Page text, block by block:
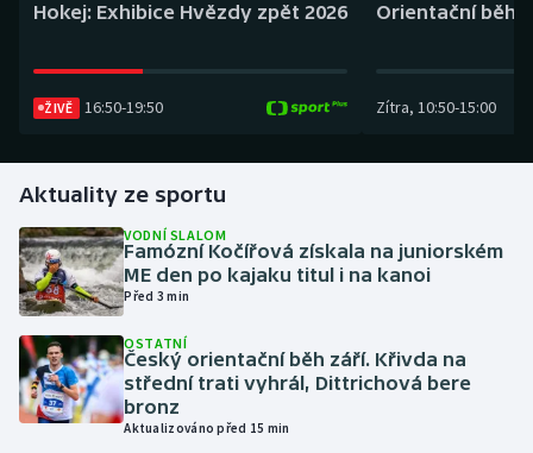
Florbal
Golf
Gymnastika
Házená
Jezdectví
Hokej: Exhibice Hvězdy zpět 2026
ŽIVĚ 16:50-19:50
Orientační běh:
Zítra, 10:50-15:00
Aktuality ze sportu
VODNÍ SLALOM
Famózní Kočířová získala na juniorském
ME den po kajaku titul i na kanoi
Před 3 min
OSTATNÍ
Český orientační běh září. Křivda na
střední trati vyhrál, Dittrichová bere
bronz
Aktualizováno před 15 min